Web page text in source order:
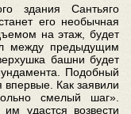
здания Сантьяго
его необычная
на этаж, будет
между предыдущим
башни будет
Подобный
впервые. Как заявили
смелый шаг».
удастся возвести